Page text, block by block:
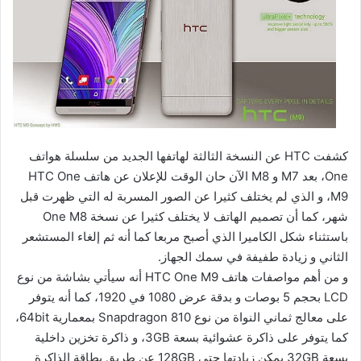
كشفت HTC عن النسخة الثالثة لهاتفها الجديد من سلسلة هواتف
One، بعد M7 و M8 الآن حان الوقت للإعلان عن هاتف HTC One
M9، و الذي لم يختلف كثيرا عن الصور المسربة له التي ظهرت قبل
شهر، كما أن تصميم الهاتف لا يختلف كثيرا عن نسخة One M8
باستثناء شكل الكاميرا الذي أصبح مربعا كما أنه ثم إلغاء المستشعر
الثاني و زيادة طفيفة في سمك الجهاز.
و من أهم مواصفات هاتف HTC One M9 أنه سيأتي بشاشة من نوع
LCD بحجم 5 بوصات و بدقة عرض 1080 في 1920، كما أنه يتوفر
على معالج ثماني النواة من نوع Snapdragon 810 بمعمارية 64bit،
كما يتوفر على ذاكرة عشوائية بسعة 3GB، و ذاكرة تخزين داخلية
بسعة 32GB يمكن زيادتها حتى 128GB عن طريق بطاقة الذاكرة